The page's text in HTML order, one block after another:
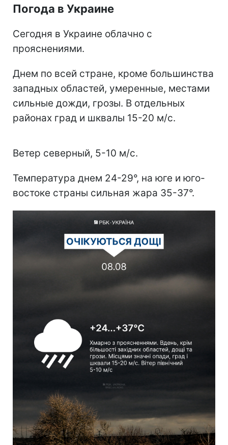
Погода в Украине
Сегодня в Украине облачно с
прояснениями.
Днем по всей стране, кроме большинства
западных областей, умеренные, местами
сильные дожди, грозы. В отдельных
районах град и шквалы 15-20 м/с.
Ветер северный, 5-10 м/с.
Температура днем 24-29°, на юге и юго-
востоке страны сильная жара 35-37°.